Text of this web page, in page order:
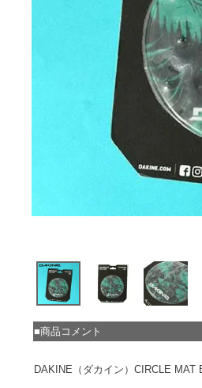
■商品コメント
DAKINE（ダカイン）CIRCLE MAT